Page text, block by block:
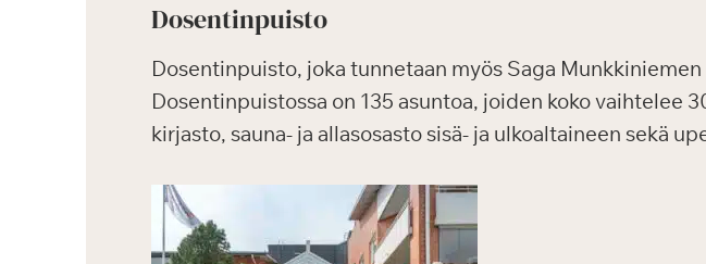
Dosentinpuisto
Dosentinpuisto, joka tunnetaan myös Saga
Dosentinpuistossa on 135 asuntoa, joiden koko vaihtelee
kirjasto, sauna- ja allasosasto sisä- ja ulkoaltaineen sekä